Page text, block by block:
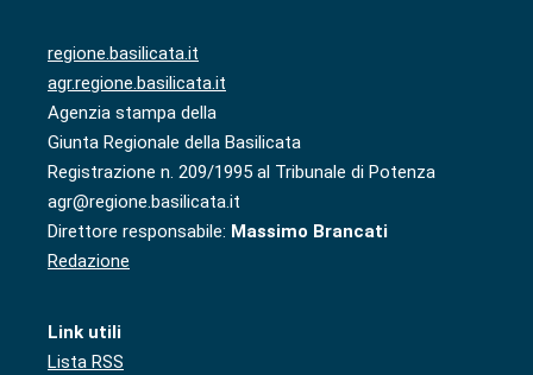
regione.basilicata.it
agr.regione.basilicata.it
Agenzia stampa della
Giunta Regionale della Basilicata
Registrazione n. 209/1995 al Tribunale di Potenza
agr@regione.basilicata.it
Direttore responsabile: Massimo Brancati
Redazione
Link utili
Lista RSS